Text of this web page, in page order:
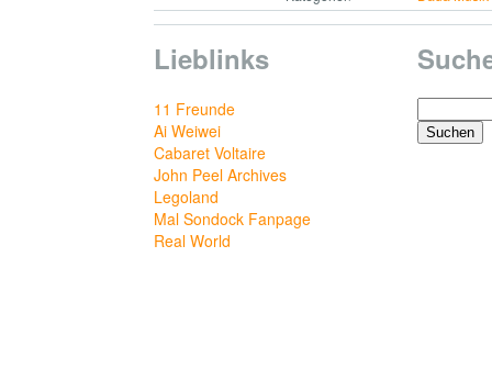
Lieblinks
11 Freunde
Ai Weiwei
Cabaret Voltaire
John Peel Archives
Legoland
Mal Sondock Fanpage
Real World
Suchen
nach: